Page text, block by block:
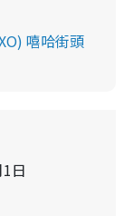
嘻哈街頭
日